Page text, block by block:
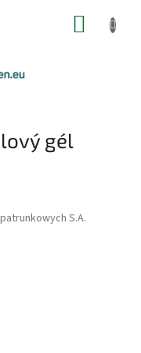
gél
S.A.